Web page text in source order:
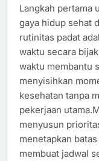
Langkah pertama
gaya hidup sehat
rutinitas padat
waktu secara
waktu membantu
menyisihkan
kesehatan tanpa
pekerjaan
menyusun
menetapkan
membuat jadwal